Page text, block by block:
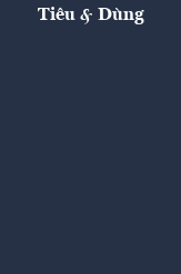
Tiêu & Dùng